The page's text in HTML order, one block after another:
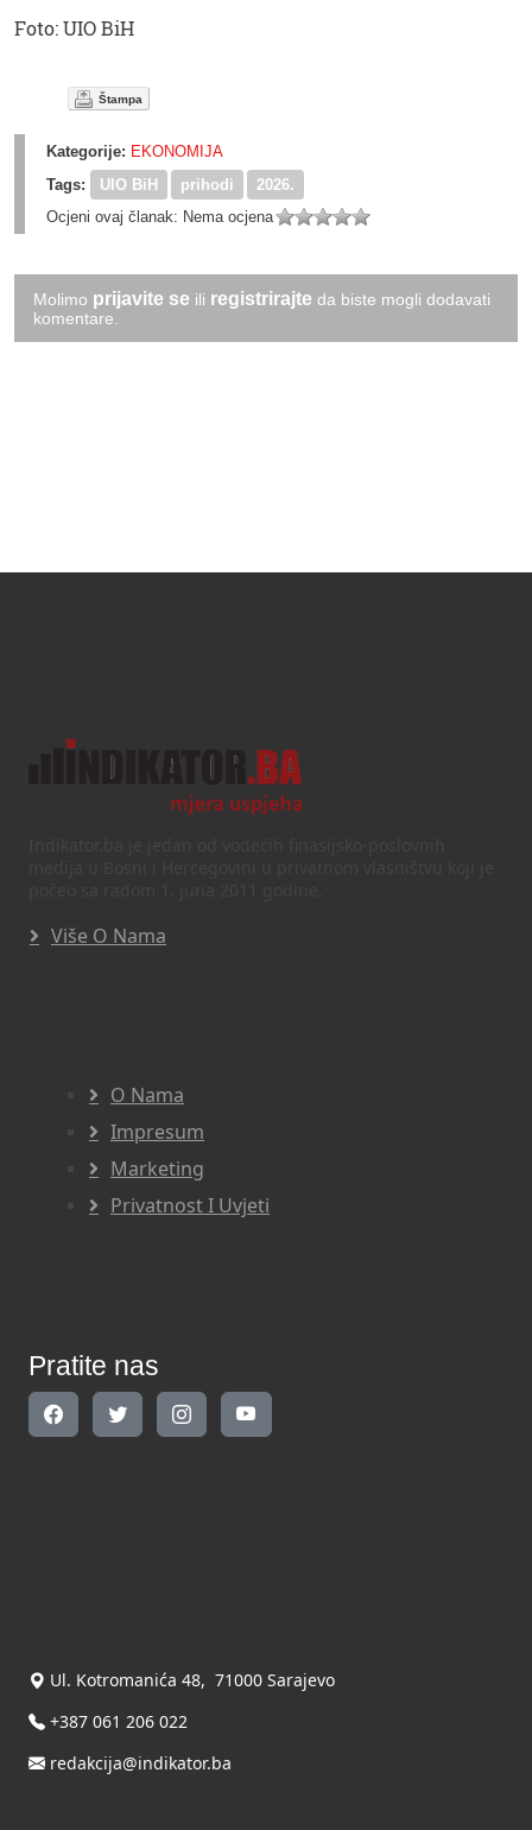
Foto: UIO BiH
Štampa
Kategorije: EKONOMIJA
Tags:
UIO BiH prihodi
2026.
Ocjeni ovaj članak: Nema ocjena
Molimo prijavite se ili registrirajte da biste mogli dodavati
komentare.
Više O Nama
O Nama
Impresum
Marketing
Privatnost I Uvjeti
Pratite nas
Ul. Kotromanića 48, 71000 Sarajevo
+387 061 206 022
redakcija@indikator.ba